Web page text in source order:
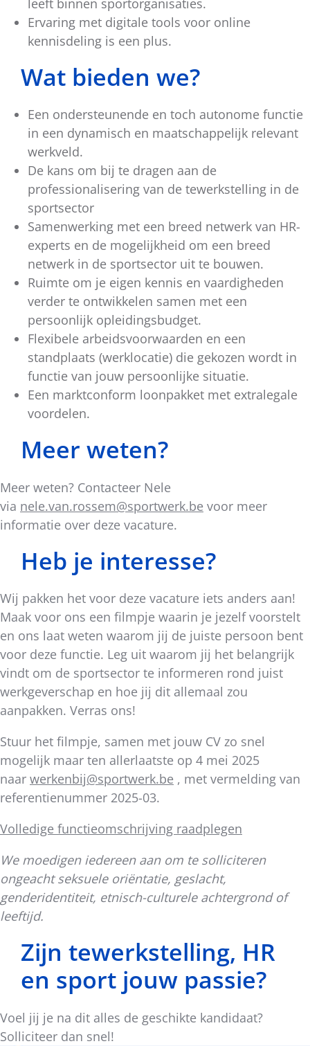
Ervaring met digitale tools voor online
kennisdeling is een plus.
Wat bieden we?
Een ondersteunende en toch autonome functie
in een dynamisch en maatschappelijk relevant
werkveld.
De kans om bij te dragen aan de
professionalisering van de tewerkstelling in de
sportsector
Samenwerking met een breed netwerk van HR-
experts en de mogelijkheid om een breed
netwerk in de sportsector uit te bouwen.
Ruimte om je eigen kennis en vaardigheden
verder te ontwikkelen samen met een
persoonlijk opleidingsbudget.
Flexibele arbeidsvoorwaarden en een
standplaats (werklocatie) die gekozen wordt in
functie van jouw persoonlijke situatie.
Een marktconform loonpakket met extralegale
voordelen.
Meer weten?
Meer weten? Contacteer Nele
via nele.van.rossem@sportwerk.be voor meer
informatie over deze vacature.
Heb je interesse?
Wij pakken het voor deze vacature iets anders aan!
Maak voor ons een filmpje waarin je jezelf voorstelt
en ons laat weten waarom jij de juiste persoon bent
voor deze functie. Leg uit waarom jij het belangrijk
vindt om de sportsector te informeren rond juist
werkgeverschap en hoe jij dit allemaal zou
aanpakken. Verras ons!
Stuur het filmpje, samen met jouw CV zo snel
mogelijk maar ten allerlaatste op 4 mei 2025
naar werkenbij@sportwerk.be , met vermelding van
referentienummer 2025-03.
Volledige functieomschrijving raadplegen
We moedigen iedereen aan om te solliciteren
ongeacht seksuele oriëntatie, geslacht,
genderidentiteit, etnisch-culturele achtergrond of
leeftijd.
Zijn tewerkstelling, HR
en sport jouw passie?
Voel jij je na dit alles de geschikte kandidaat?
Solliciteer dan snel!